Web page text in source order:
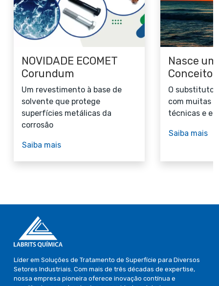
NOVIDADE ECOMET
Corundum
Um revestimento à base de
solvente que protege
superfícies metálicas da
corrosão
Saiba mais
Nasce
Conceito
O substituto
com muitas
técnicas e
Saiba mais
Líder em Soluções de Tratamento de Superfície para Diversos
Setores Industriais. Com mais de três décadas de expertise,
nossa empresa pioneira oferece inovação contínua e